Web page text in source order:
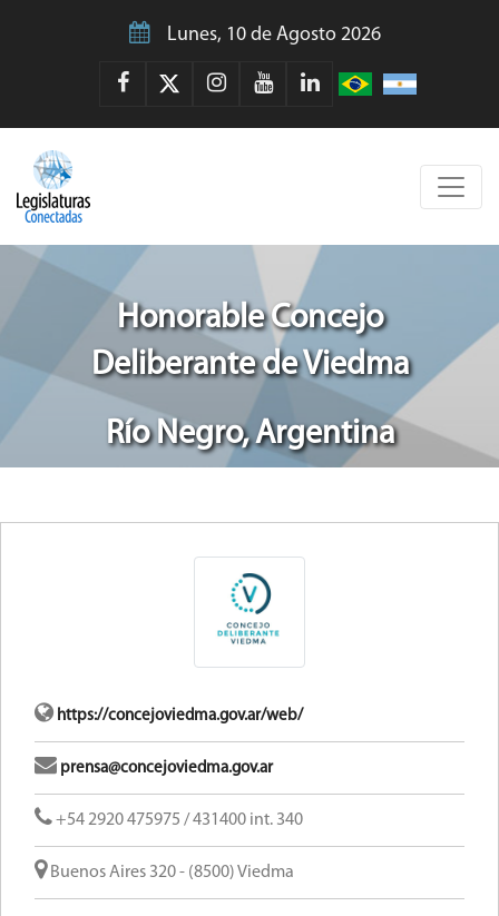
Lunes, 10 de Agosto 2026
Honorable Concejo
Deliberante de Viedma
Río Negro, Argentina
https://concejoviedma.gov.ar/web/
prensa@concejoviedma.gov.ar
+54 2920 475975 / 431400 int. 340
Buenos Aires 320 - (8500) Viedma